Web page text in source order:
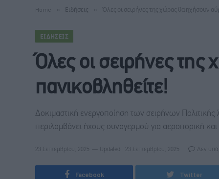
Home Ειδήσεις Όλες οι σειρήνες της χώρας θα ηχήσουν
ΕΙΔΉΣΕΙΣ
Όλες οι σειρήνες
πανικοβληθείτε!
Δοκιμαστική ενεργοποίηση των σειρήνων
περιλαμβάνει ήχους συναγερμού για αεροπορική
23 Σεπτεμβρίου, 2025 Updated: 23 Σεπτεμβρίου, 2025 Δεν
Facebook Twitter